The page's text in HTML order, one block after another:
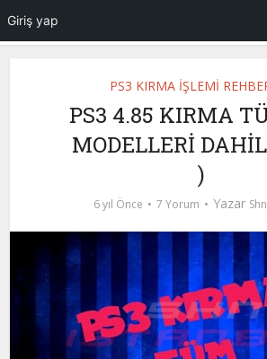
PS3 KIRMA İŞLEMİ
PS3 4.85 KIRMA
MODELLERİ
)
6 yıl Önce 7 Yorum Yazar
Giriş yap